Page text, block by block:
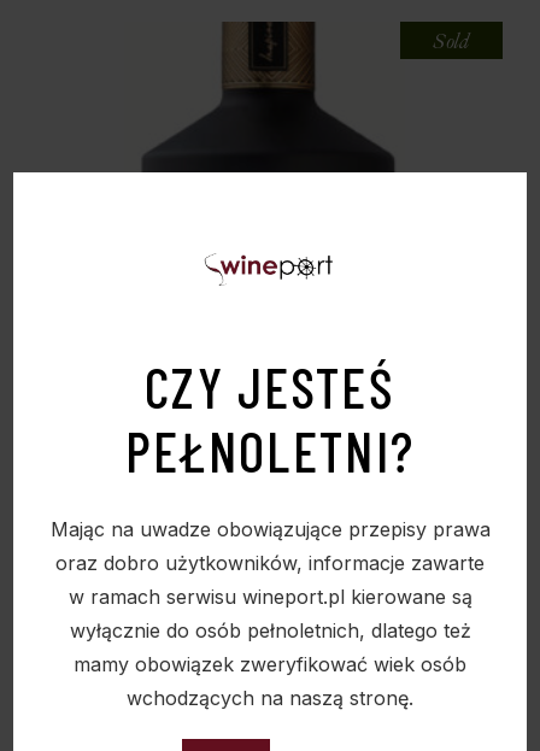
CZY JESTEŚ
PEŁNOLETNI?
Mając na uwadze obowiązujące przepisy prawa
oraz dobro użytkowników, informacje zawarte
w ramach serwisu wineport.pl kierowane są
wyłącznie do osób pełnoletnich, dlatego też
mamy obowiązek zweryfikować wiek osób
wchodzących na naszą stronę.
Sold
185,00zł